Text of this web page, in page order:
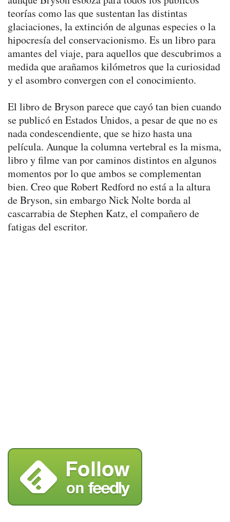
teorías como las que sustentan las distintas
glaciaciones, la extinción de algunas especies o la
hipocresía del conservacionismo. Es un libro para
amantes del viaje, para aquellos que descubrimos a
medida que arañamos kilómetros que la curiosidad
y el asombro convergen con el conocimiento.
El libro de Bryson parece que cayó tan bien cuando
se publicó en Estados Unidos, a pesar de que no es
nada condescendiente, que se hizo hasta una
película. Aunque la columna vertebral es la misma,
libro y filme van por caminos distintos en algunos
momentos por lo que ambos se complementan
bien. Creo que Robert Redford no está a la altura
de Bryson, sin embargo Nick Nolte borda al
cascarrabia de Stephen Katz, el compañero de
fatigas del escritor.